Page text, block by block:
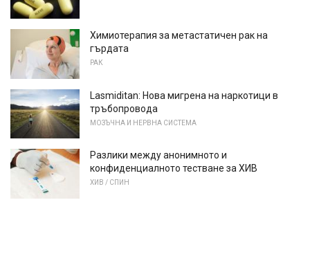
Химиотерапия за метастатичен рак на
гърдата
РАК
Lasmiditan: Нова мигрена на наркотици в
тръбопровода
МОЗЪЧНА И НЕРВНА СИСТЕМА
Разлики между анонимното и
конфиденциалното тестване за ХИВ
ХИВ / СПИН